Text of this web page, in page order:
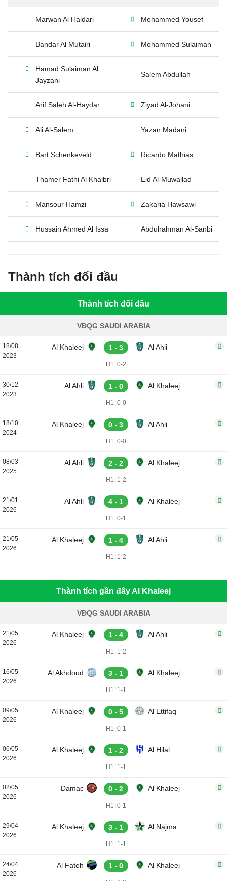
Marwan Al Haidari Mohammed Yousef
Bandar Al Mutairi Mohammed Sulaiman
Hamad Sulaiman Al
Jayzani
Salem Abdullah
Arif Saleh Al-Haydar Ziyad Al-Johani
Ali Al-Salem Yazan Madani
Bart Schenkeveld Ricardo Mathias
Thamer Fathi Al Khaibri Eid Al-Muwallad
Mansour Hamzi Zakaria Hawsawi
Hussain Ahmed Al Issa Abdulrahman Al-Sanbi
Thành tích đối đầu
Thành tích đối đầu
VĐQG SAUDI ARABIA
18/08
2023
Al Khaleej 1 - 3 Al Ahli
H1: 0-2
30/12
2023
Al Ahli 1 - 0 Al Khaleej
H1: 0-0
18/10
2024
Al Khaleej 0 - 3 Al Ahli
H1: 0-0
08/03
2025
Al Ahli 2 - 2 Al Khaleej
H1: 1-2
21/01
2026
Al Ahli 4 - 1 Al Khaleej
H1: 0-1
21/05
2026
Al Khaleej 1 - 4 Al Ahli
H1: 1-2
Thành tích gần đây Al Khaleej
VĐQG SAUDI ARABIA
21/05
2026
Al Khaleej 1 - 4 Al Ahli
H1: 1-2
16/05
2026
Al Akhdoud 3 - 1 Al Khaleej
H1: 1-1
09/05
2026
Al Khaleej 0 - 5 Al Ettifaq
H1: 0-1
06/05
2026
Al Khaleej 1 - 2 Al Hilal
H1: 1-1
02/05
2026
Damac 0 - 2 Al Khaleej
H1: 0-1
29/04
2026
Al Khaleej 3 - 1 Al Najma
H1: 1-1
24/04
2026
Al Fateh 1 - 0 Al Khaleej